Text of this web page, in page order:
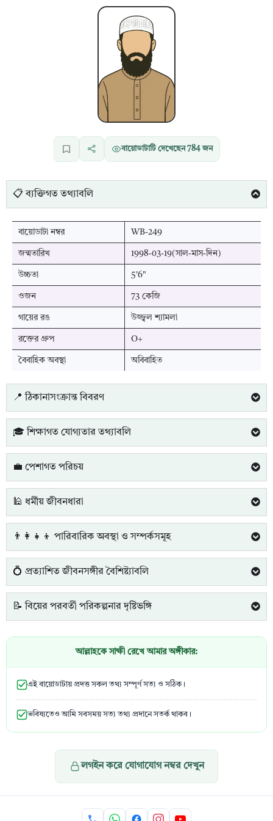
বায়োডাটাটি দেখেছেন784জন
📋 ব্যক্তিগত তথ্যাবলি
বায়োডাটা নম্বর WB-249
জন্মতারিখ 1998-03-19(সাল-মাস-দিন)
উচ্চতা 5'6"
ওজন 73 কেজি
গায়ের রঙ উজ্জ্বল শ্যামলা
রক্তের গ্রুপ O+
বৈবাহিক অবস্থা অবিবাহিত
📍 ঠিকানাসংক্রান্ত বিবরণ
🎓 শিক্ষাগত যোগ্যতার তথ্যাবলি
💼 পেশাগত পরিচয়
🕌 ধর্মীয় জীবনধারা
👨‍👩‍👧‍👦 পারিবারিক অবস্থা ও সম্পর্কসমূহ
💍 প্রত্যাশিত জীবনসঙ্গীর বৈশিষ্ট্যাবলি
📝 বিয়ের পরবর্তী পরিকল্পনার দৃষ্টিভঙ্গি
আল্লাহকে সাক্ষী রেখে আমার অঙ্গীকার:
এই বায়োডাটায় প্রদত্ত সকল তথ্য সম্পূর্ণ সত্য ও সঠিক।
ভবিষ্যতেও আমি সবসময় সত্য তথ্য প্রদানে সতর্ক থাকব।
লগইন করে যোগাযোগ নম্বর দেখুন